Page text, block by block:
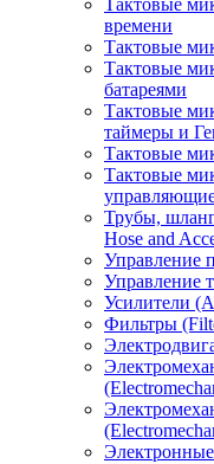
Тактовые
времени
Тактовые
Тактовые
батареями
Тактовые
таймеры и
Тактовые
Тактовые
Трубы,
Hose and
Управление
Управление
Усилители
Фильтры